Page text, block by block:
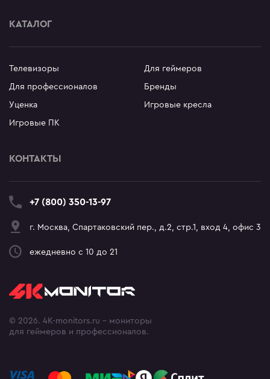
КАТАЛОГ
Телевизоры
Для геймеров
Для профессионалов
Бренды
Уценка
Игровые кресла
Игровые ПК
КОНТАКТЫ
+7 (800) 350-13-97
г. Москва, Спартаковский пер., д.2, стр.1, вход 4, офис 3
ежедневно с 10 до 21
© 2026. 4K-monitors.ru - мониторы
для геймеров и профессионалов.